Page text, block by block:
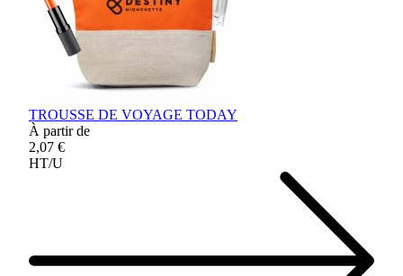
TROUSSE DE VOYAGE TODAY
À partir de
2,07 €
HT/U